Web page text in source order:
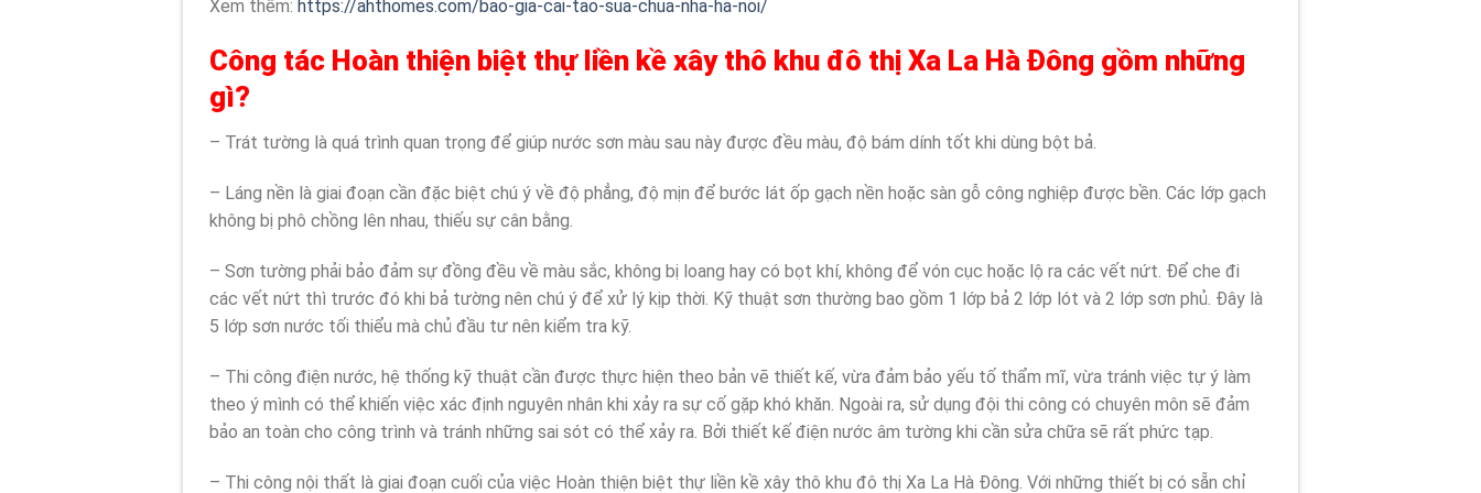
Xem thêm: https://ahthomes.com/bao-gia-cai-tao-sua-chua-nha-ha-noi/
Công tác Hoàn thiện biệt thự liền kề xây thô khu đô thị Xa La Hà Đông gồm những
gì?
– Trát tường là quá trình quan trọng để giúp nước sơn màu sau này được đều màu, độ bám dính tốt khi dùng bột bả.
– Láng nền là giai đoạn cần đặc biệt chú ý về độ phẳng, độ mịn để bước lát ốp gạch nền hoặc sàn gỗ công nghiệp được bền. Các lớp gạch
không bị phô chồng lên nhau, thiếu sự cân bằng.
– Sơn tường phải bảo đảm sự đồng đều về màu sắc, không bị loang hay có bọt khí, không để vón cục hoặc lộ ra các vết nứt. Để che đi
các vết nứt thì trước đó khi bả tường nên chú ý để xử lý kịp thời. Kỹ thuật sơn thường bao gồm 1 lớp bả 2 lớp lót và 2 lớp sơn phủ. Đây là
5 lớp sơn nước tối thiểu mà chủ đầu tư nên kiểm tra kỹ.
– Thi công điện nước, hệ thống kỹ thuật cần được thực hiện theo bản vẽ thiết kế, vừa đảm bảo yếu tố thẩm mĩ, vừa tránh việc tự ý làm
theo ý mình có thể khiến việc xác định nguyên nhân khi xảy ra sự cố gặp khó khăn. Ngoài ra, sử dụng đội thi công có chuyên môn sẽ đảm
bảo an toàn cho công trình và tránh những sai sót có thể xảy ra. Bởi thiết kế điện nước âm tường khi cần sửa chữa sẽ rất phức tạp.
– Thi công nội thất là giai đoạn cuối của việc Hoàn thiện biệt thự liền kề xây thô khu đô thị Xa La Hà Đông. Với những thiết bị có sẵn chỉ